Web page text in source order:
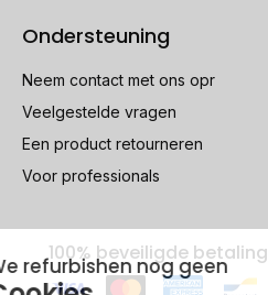
Ondersteuning
Neem contact met ons opr
Veelgestelde vragen
Een product retourneren
Voor professionals
100% beveiligde betaling